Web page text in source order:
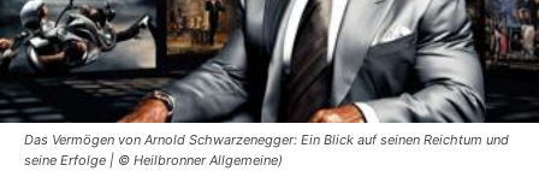
Das Vermögen von Arnold Schwarzenegger: Ein Blick auf seinen Reichtum und
seine Erfolge | © Heilbronner Allgemeine)